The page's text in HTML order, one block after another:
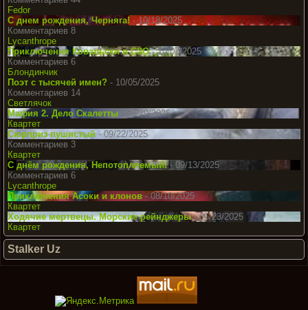
Fedor
С днем рождения, Черняга!- 10/18/2025
Комментариев 8
Lycanthrope
Приключения Ковальски в СЗО- 10/07/2025
Комментариев 6
Блондинчик
Поэт с тысячей имен? - 10/05/2025
Комментариев 14
Светлячок
Мафия 2. Дело Скалетты
- 09/29/2025
Квартет
Сюрприз пушистый - 09/22/2025
Комментариев 3
Квартет
С днём рождения, Непотопляемый!- 09/13/2025
Комментариев 6
Lycanthrope
Приключения Асоки и клонов- 08/10/2025
Квартет
Ходячие мертвецы. Морские рейнджеры- 06/23/2025
Квартет
Stalker Uz